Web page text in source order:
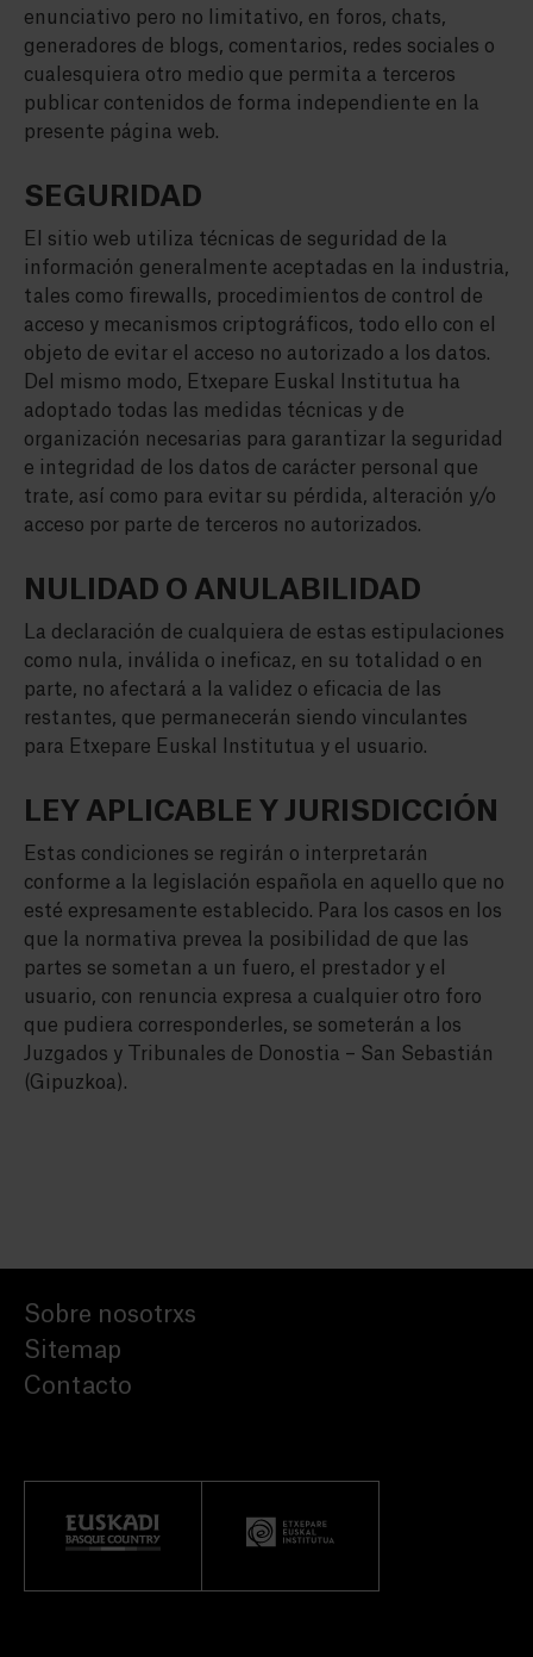
enunciativo pero no limitativo, en foros, chats,
generadores de blogs, comentarios, redes sociales o
cualesquiera otro medio que permita a terceros
publicar contenidos de forma independiente en la
presente página web.
SEGURIDAD
El sitio web utiliza técnicas de seguridad de la
información generalmente aceptadas en la industria,
tales como firewalls, procedimientos de control de
acceso y mecanismos criptográficos, todo ello con el
objeto de evitar el acceso no autorizado a los datos.
Del mismo modo, Etxepare Euskal Institutua ha
adoptado todas las medidas técnicas y de
organización necesarias para garantizar la seguridad
e integridad de los datos de carácter personal que
trate, así como para evitar su pérdida, alteración y/o
acceso por parte de terceros no autorizados.
NULIDAD O ANULABILIDAD
La declaración de cualquiera de estas estipulaciones
como nula, inválida o ineficaz, en su totalidad o en
parte, no afectará a la validez o eficacia de las
restantes, que permanecerán siendo vinculantes
para Etxepare Euskal Institutua y el usuario.
LEY APLICABLE Y JURISDICCIÓN
Estas condiciones se regirán o interpretarán
conforme a la legislación española en aquello que no
esté expresamente establecido. Para los casos en los
que la normativa prevea la posibilidad de que las
partes se sometan a un fuero, el prestador y el
usuario, con renuncia expresa a cualquier otro foro
que pudiera corresponderles, se someterán a los
Juzgados y Tribunales de Donostia – San Sebastián
(Gipuzkoa).
Sobre nosotrxs
Sitemap
Contacto